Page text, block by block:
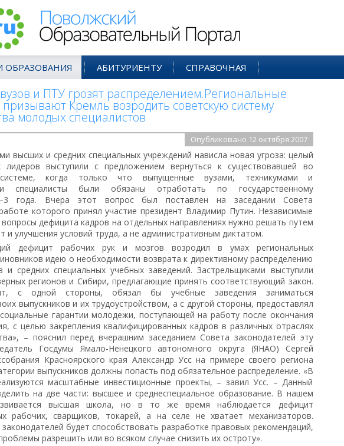
ОБРАЗОВАНИЯ АБИТУРИЕНТУ СПРАВОЧНАЯ
и ПТУ грозят распределением.Региональные
Кремль возродить советскую систему
молодых специалистов
Опубликовано 12 октября 2007
высших и средних специальных учреждений нависла новая угроза: целый
лидеров выступили с предложением вернуться к существовавшей во
когда только что выпущенные вузами, техникумами и
специалисты были обязаны отработать по государственному
года. Вчера этот вопрос был поставлен на заседании Совета
которого принял участие президент Владимир Путин. Независимые
дефицита кадров на отдельных направлениях нужно решать путем
и улучшения условий труда, а не административным диктатом.
дефицит рабочих рук и мозгов возродил в умах региональных
идею о необходимости возврата к директивному распределению
и средних специальных учебных заведений. Застрельщиками выступили
регионов и Сибири, предлагающие принять соответствующий закон.
с одной стороны, обязал бы учебные заведения заниматься
выпускников и их трудоустройством, а с другой стороны, предоставлял
гарантии молодежи, поступающей на работу после окончания
с целью закрепления квалифицированных кадров в различных отраслях
– пояснил перед вчерашним заседанием Совета законодателей эту
Госдумы Ямало-Ненецкого автономного округа (ЯНАО) Сергей
Красноярского края Александр Усс на примере своего региона
выпускников должны попасть под обязательное распределение. «В
масштабные инвестиционные проекты, – завил Усс. – Данный
на две части: высшее и среднеспециальное образование. В нашем
высшая школа, но в то же время наблюдается дефицит
рабочих, сварщиков, токарей, а на селе не хватает механизаторов.
будет способствовать разработке правовых рекомендаций,
разрешить или во всяком случае снизить их остроту».